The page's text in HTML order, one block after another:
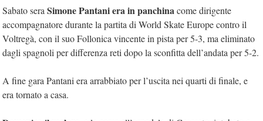
Sabato sera Simone Pantani era in panchinacome dirigente
accompagnatore durante la partita di World Skate Europe contro il
Voltregà, con il suo Follonica vincente in pista per 5-3, ma eliminato
dagli spagnoli per differenza reti dopo la sconfitta dell’andata per 5-2.
A fine gara Pantani era arrabbiato per l’uscita nei quarti di finale, e
era tornato a casa.